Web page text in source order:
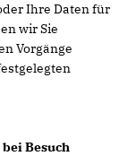
Ihre Daten für
wir Sie
Vorgänge
Besuch